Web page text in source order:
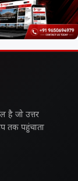
है जो उत्तर
तक पहुंचाता